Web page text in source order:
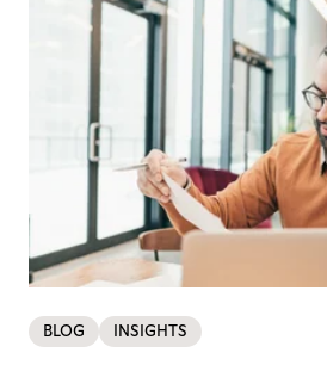
BLOG INSIGHTS